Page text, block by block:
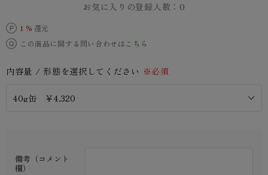
お気に入りの登録人数： 0
1 % 還元
この商品に関する問い合わせは こちら
内容量 / 形態を選択してください ※必須
備考（コメント
欄）